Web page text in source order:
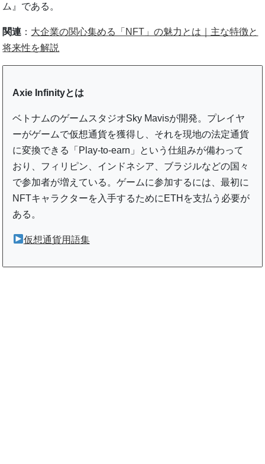
ム』である。
関連 ： 大企業の関心集める「NFT」の魅力とは｜主な特徴と
将来性を解説
Axie Infinityとは
ベトナムのゲームスタジオSky Mavisが開発。プレイヤ
ーがゲームで仮想通貨を獲得し、それを現地の法定通貨
に変換できる「Play-to-earn」という仕組みが備わって
おり、フィリピン、インドネシア、ブラジルなどの国々
で参加者が増えている。ゲームに参加するには、最初に
NFTキャラクターを入手するためにETHを支払う必要が
ある。
仮想通貨用語集